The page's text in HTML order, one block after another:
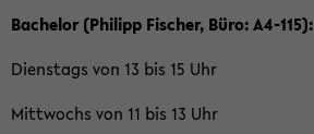
Ba­che­lor (Phil­ipp Fi­scher, Büro: A4-​115):
Diens­tags von 13 bis 15 Uhr
Mitt­wochs von 11 bis 13 Uhr